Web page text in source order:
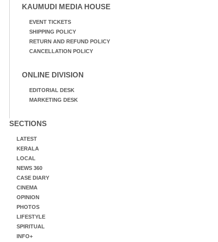
KAUMUDI MEDIA HOUSE
EVENT TICKETS
SHIPPING POLICY
RETURN AND REFUND POLICY
CANCELLATION POLICY
ONLINE DIVISION
EDITORIAL DESK
MARKETING DESK
SECTIONS
LATEST
KERALA
LOCAL
NEWS 360
CASE DIARY
CINEMA
OPINION
PHOTOS
LIFESTYLE
SPIRITUAL
INFO+